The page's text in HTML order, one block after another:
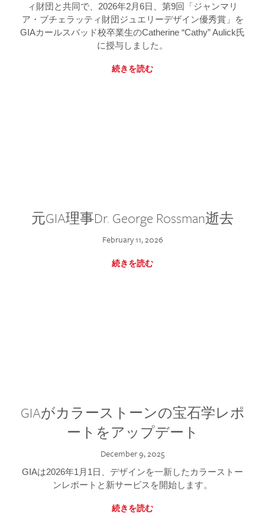
ィ財団と共同で、2026年2月6日、第9回「ジャンマリ
ア・ブチェラッティ財団ジュエリーデザイン優秀賞」を
GIAカールスバッド校卒業生のCatherine “Cathy” Aulick氏
に授与しました。
続きを読む
元GIA理事Dr. George Rossman逝去
February 11, 2026
続きを読む
GIAがカラーストーンの宝石学レポ
ートをアップデート
December 9, 2025
GIAは2026年1月1日、デザインを一新したカラーストー
ンレポートと新サービスを開始します。
続きを読む